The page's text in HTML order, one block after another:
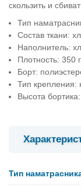
скользить и
Тип
Состав ткани:
Наполнитель:
Плотность: 350
Борт:
Тип крепления:
Высота
Тип